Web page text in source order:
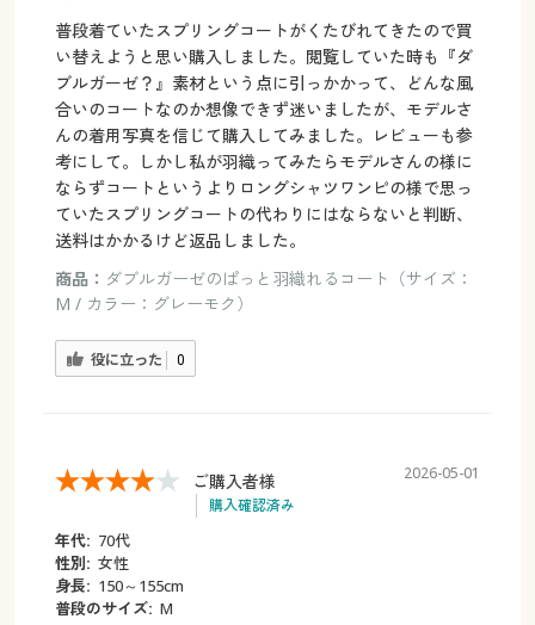
普段着ていたスプリングコートがくたびれてきたので買
い替えようと思い購入しました。閲覧していた時も『ダ
ブルガーゼ？』素材という点に引っかかって、どんな風
合いのコートなのか想像できず迷いましたが、モデルさ
んの着用写真を信じて購入してみました。レビューも参
考にして。しかし私が羽織ってみたらモデルさんの様に
ならずコートというよりロングシャツワンピの様で思っ
ていたスプリングコートの代わりにはならないと判断、
送料はかかるけど返品しました。
商品： ダブルガーゼのぱっと羽織れるコート（サイズ：
M / カラー：グレーモク）
役に立った 0
ご購入者様
購入確認済み
2026-05-01
年代: 70代
性別: 女性
身長: 150～155cm
普段のサイズ: M